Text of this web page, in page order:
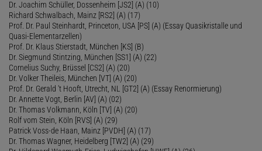
Dr. Joachim Schüller, Dossenheim [JS2] (A) (10)
Richard Schwalbach, Mainz [RS2] (A) (17)
Prof. Dr. Paul Steinhardt, Princeton, USA [PS] (A) (Essay Quasikristalle und
Quasi-Elementarzellen)
Prof. Dr. Klaus Stierstadt, München [KS] (B)
Dr. Siegmund Stintzing, München [SS1] (A) (22)
Cornelius Suchy, Brüssel [CS2] (A) (20)
Dr. Volker Theileis, München [VT] (A) (20)
Prof. Dr. Gerald 't Hooft, Utrecht, NL [GT2] (A) (Essay Renormierung)
Dr. Annette Vogt, Berlin [AV] (A) (02)
Dr. Thomas Volkmann, Köln [TV] (A) (20)
Rolf vom Stein, Köln [RVS] (A) (29)
Patrick Voss-de Haan, Mainz [PVDH] (A) (17)
Dr. Thomas Wagner, Heidelberg [TW2] (A) (29)